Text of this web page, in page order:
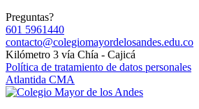
Preguntas?
601 5961440
contacto@colegiomayordelosandes.edu.co
Kilómetro 3 vía Chía - Cajicá
Política de tratamiento de datos personales
Atlantida CMA